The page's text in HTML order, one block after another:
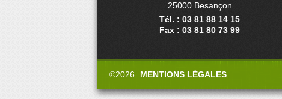
25000 Besançon
Tél. : 03 81 88 14 15
Fax : 03 81 80 73 99
©2026 MENTIONS LÉGALES